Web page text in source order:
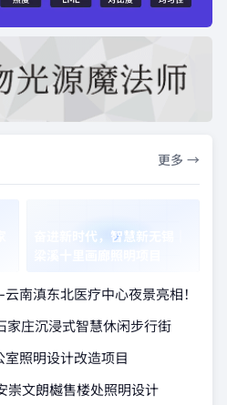
更多 →
奋进新时代，智慧新无锡｜
梁溪十里画廊照明项目
南滇东北医疗中心夜景亮相！
家庄沉浸式智慧休闲步行街
照明设计改造项目
崇文朗樾售楼处照明设计